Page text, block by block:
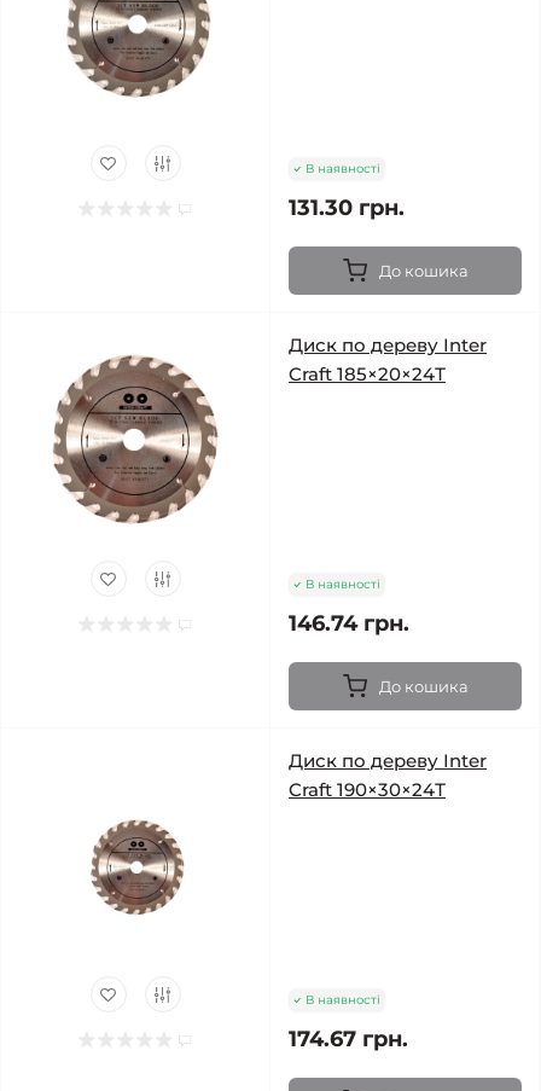
В наявності
131.30 грн.
До кошика
Диск по дереву Inter
Craft 185×20×24Т
В наявності
146.74 грн.
До кошика
Диск по дереву Inter
Craft 190×30×24Т
В наявності
174.67 грн.